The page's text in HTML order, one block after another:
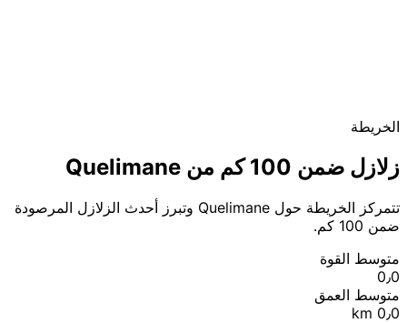
الخريطة
زلازل ضمن 100 كم من Quelimane
تتمركز الخريطة حول Quelimane وتبرز أحدث الزلازل المرصودة
ضمن 100 كم.
متوسط القوة
0٫0
متوسط العمق
0٫0 km
Leaflet
© OpenStreetMap contributors